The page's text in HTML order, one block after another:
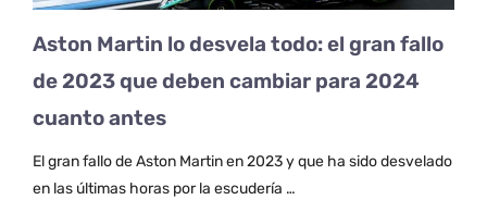
Aston Martin lo desvela todo: el gran fallo
de 2023 que deben cambiar para 2024
cuanto antes
El gran fallo de Aston Martin en 2023 y que ha sido desvelado
en las últimas horas por la escudería …